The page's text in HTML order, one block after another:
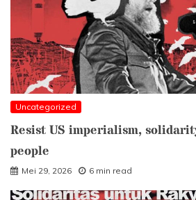
Uncategorized
Resist US imperialism,
people
Mei 29, 2026 6 min read